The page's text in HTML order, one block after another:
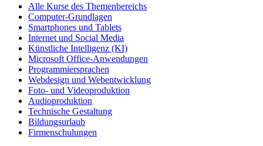
Alle Kurse des Themenbereichs
Computer-Grundlagen
Smartphones und Tablets
Internet und Social Media
Künstliche Intelligenz (KI)
Microsoft Office-Anwendungen
Programmiersprachen
Webdesign und Webentwicklung
Foto- und Videoproduktion
Audioproduktion
Technische Gestaltung
Bildungsurlaub
Firmenschulungen